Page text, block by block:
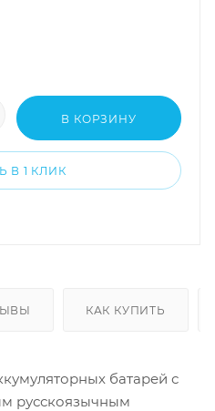
В КОРЗИНУ
В 1 КЛИК
КАК КУПИТЬ
батарей с
русскоязычным